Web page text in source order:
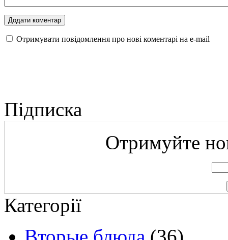
Отримувати повідомлення про нові коментарі на е-mail
Підписка
Отримуйте
Категорії